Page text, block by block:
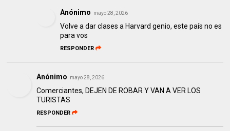
Anónimo mayo 28, 2026
Volve a dar clases a Harvard genio, este país no es
para vos
RESPONDER
Anónimo mayo 28, 2026
Comerciantes, DEJEN DE ROBAR Y VAN A VER LOS
TURISTAS
RESPONDER